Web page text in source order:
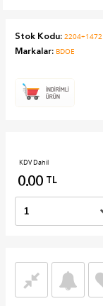
Stok Kodu: 2204+1472
Markalar: BDOE
KDV Dahil
0.00 TL